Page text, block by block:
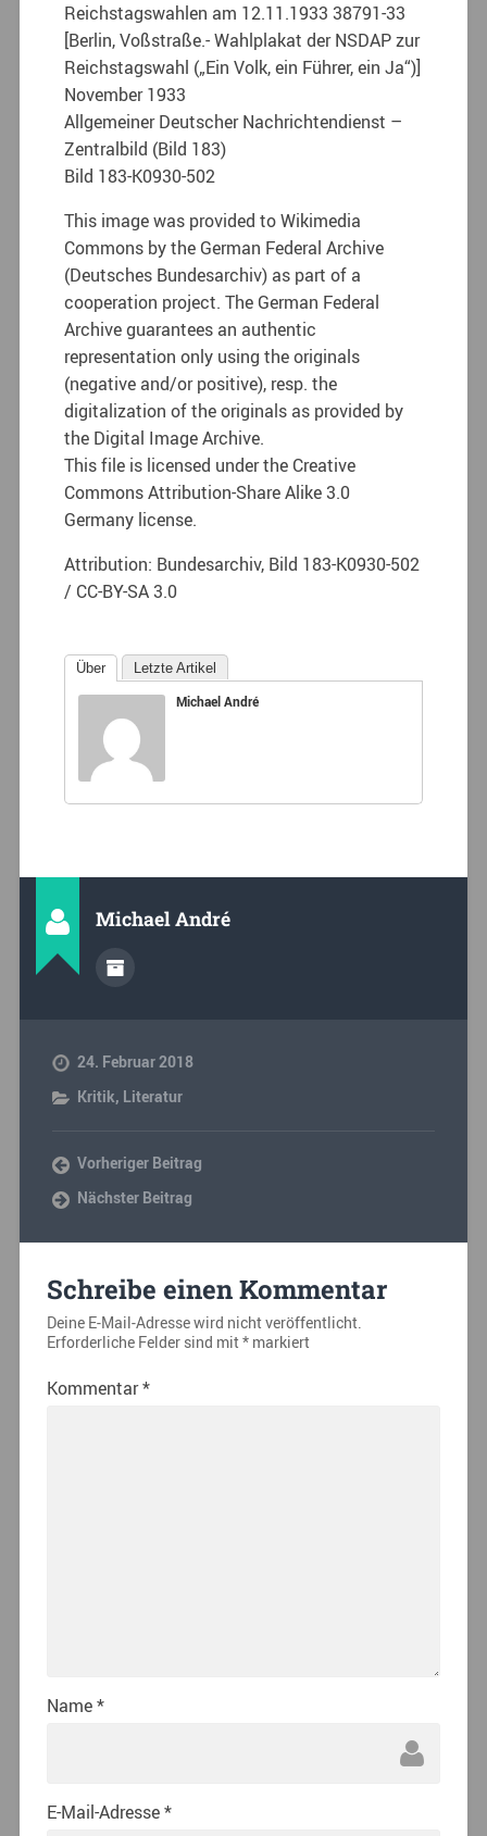
Reichstagswahlen am 12.11.1933 38791-33
[Berlin, Voßstraße.- Wahlplakat der NSDAP zur
Reichstagswahl („Ein Volk, ein Führer, ein Ja“)]
November 1933
Allgemeiner Deutscher Nachrichtendienst –
Zentralbild (Bild 183)
Bild 183-K0930-502
This image was provided to Wikimedia
Commons by the German Federal Archive
(Deutsches Bundesarchiv) as part of a
cooperation project. The German Federal
Archive guarantees an authentic
representation only using the originals
(negative and/or positive), resp. the
digitalization of the originals as provided by
the Digital Image Archive.
This file is licensed under the Creative
Commons Attribution-Share Alike 3.0
Germany license.
Attribution: Bundesarchiv, Bild 183-K0930-502
/ CC-BY-SA 3.0
Über Letzte Artikel
Michael André
Michael André
24. Februar 2018
Kritik, Literatur
Vorheriger Beitrag
Nächster Beitrag
Schreibe einen Kommentar
Deine E-Mail-Adresse wird nicht veröffentlicht.
Erforderliche Felder sind mit*markiert
Kommentar*
Name*
E-Mail-Adresse*